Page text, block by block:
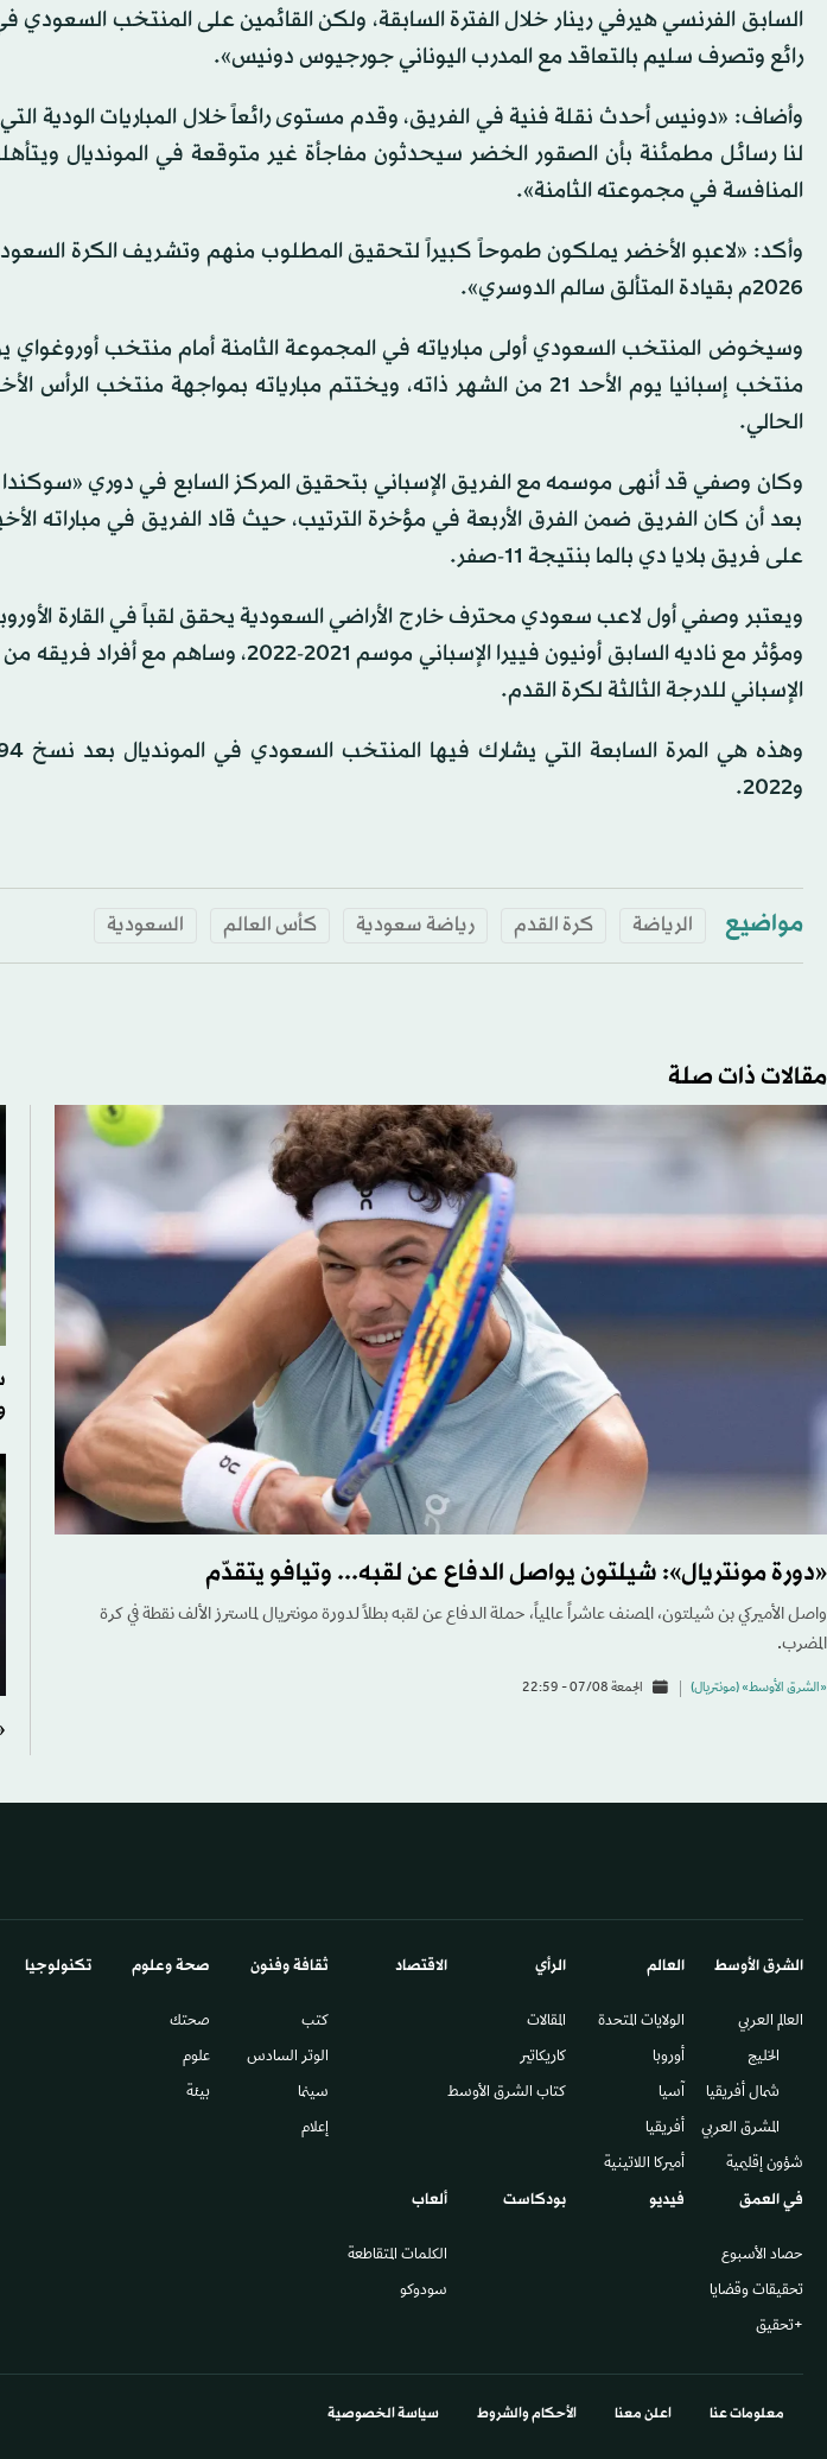
السابق الفرنسي هيرفي رينار خلال الفترة السابقة، ولكن القائمين على المنتخب السعودي
رائع وتصرف سليم بالتعاقد مع المدرب اليوناني جورجيوس دونيس».
وأضاف: «دونيس أحدث نقلة فنية في الفريق، وقدم مستوى رائعاً خلال المباريات الودية
المنافسة في مجموعته الثامنة».
وأكد: «لاعبو الأخضر يملكون طموحاً كبيراً لتحقيق المطلوب منهم وتشريف الكرة
2026م بقيادة المتألق سالم الدوسري».
وسيخوض المنتخب السعودي أولى مبارياته في المجموعة الثامنة أمام منتخب أوروغواي
الحالي.
بعد أن كان الفريق ضمن الفرق الأربعة في مؤخرة الترتيب، حيث قاد الفريق في مباراته
على فريق بلايا دي بالما بنتيجة 11-صفر.
ويعتبر وصفي أول لاعب سعودي محترف خارج الأراضي السعودية يحقق لقباً في القارة
ومؤثر مع ناديه السابق أونيون فييرا الإسباني موسم
الإسباني للدرجة الثالثة لكرة القدم.
و2022.
مواضيع الرياضة كرة القدم رياضة سعودية كأس العالم السعودية
مقالات ذات صلة
«دورة مونتريال»: شيلتون يواصل الدفاع عن لقبه... وتيافو يتقدّم
واصل الأميركي بن شيلتون، المصنف عاشراً عالمياً، حملة الدفاع عن لقبه بطلاً لدورة مونتريال لماسترز الألف نقطة في كرة
المضرب.
«الشرق الأوسط» (مونتريال) الجمعة 07/08 - 22:59
الشرق الأوسط​
العالم العربي
الخليج
شمال أفريقيا
المشرق العربي
شؤون إقليمية
العالم
الولايات المتحدة
أوروبا
آسيا
أفريقيا
أميركا اللاتينية
الرأي
المقالات
كاريكاتير
كتاب الشرق الأوسط
الاقتصاد ثقافة وفنون
كتب
الوتر السادس​
سينما
إعلام
صحة وعلوم
صحتك
علوم
بيئة
تكنولوجيا
في العمق
حصاد الأسبوع
تحقيقات وقضايا
+تحقيق
فيديو بودكاست ألعاب
الكلمات المتقاطعة
سودوكو
معلومات عنا اعلن معنا الأحكام والشروط سياسة الخصوصية